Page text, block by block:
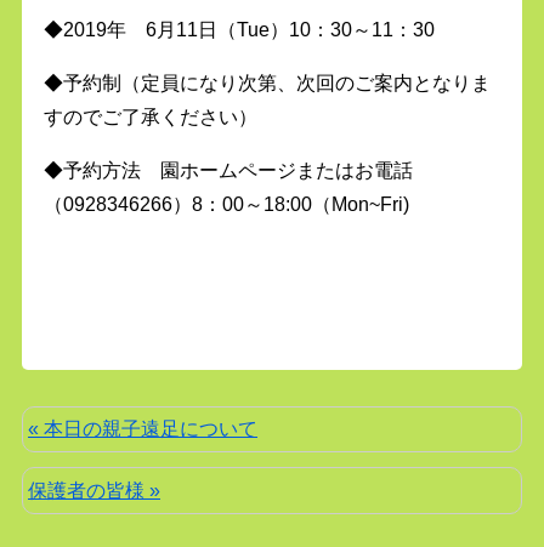
◆2019年 6月11日（Tue）10：30～11：30
◆予約制（定員になり次第、次回のご案内となりま
すのでご了承ください）
◆予約方法 園ホームページまたはお電話
（0928346266）8：00～18:00（Mon~Fri)
« 本日の親子遠足について
保護者の皆様 »